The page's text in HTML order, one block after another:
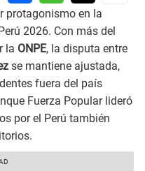
protagonismo en la
2026. Con más del
la ONPE, la disputa entre
se mantiene ajustada,
fuera del país
Fuerza Popular lideró
por el Perú también